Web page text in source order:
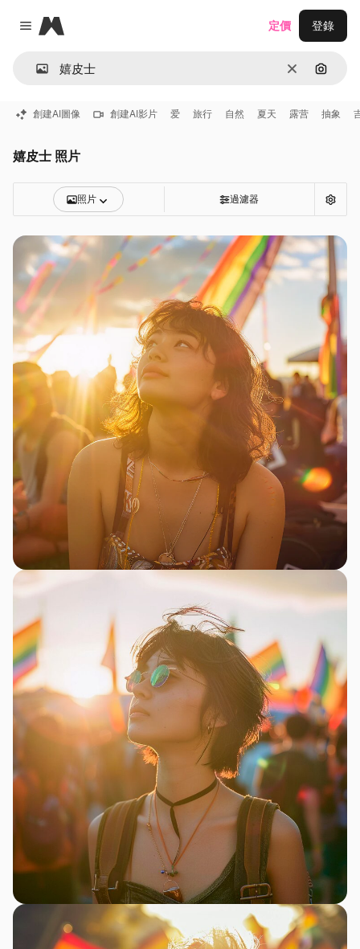
Close menu
Magnific
清除 通過圖
定價 登錄
創建AI圖像 創建AI影片 爱 旅行 自然 夏天 露营 抽象
嬉皮士 照片
照片 過濾器